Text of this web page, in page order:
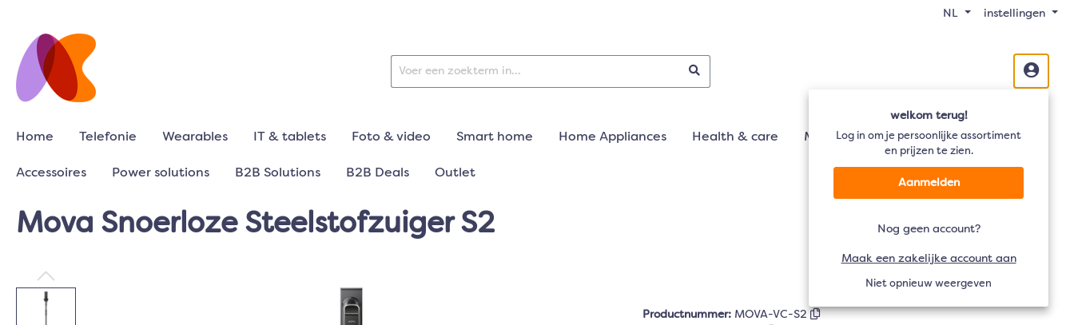
NL instellingen
welkom terug!
Log in om je persoonlijke assortiment
en prijzen te zien.
Aanmelden
Nog geen account?
Maak een zakelijke account aan
Niet opnieuw weergeven
Home Telefonie Wearables IT & tablets Foto & video Smart home Home Appliances Health & care Mobiliteit Audio TV
Accessoires Power solutions B2B Solutions B2B Deals Outlet
Mova Snoerloze Steelstofzuiger S2
Productnummer: MOVA-VC-S2